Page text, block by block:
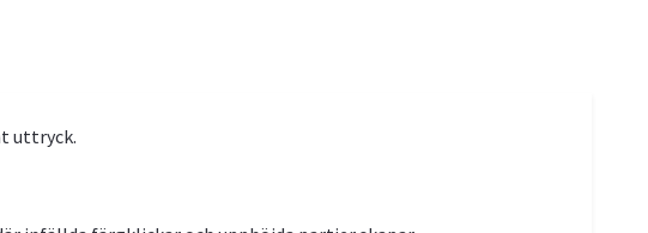
uttryck.